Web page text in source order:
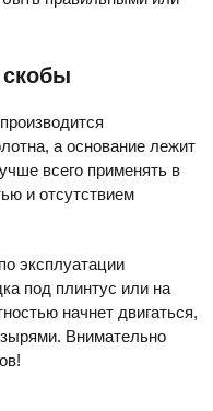
скобы
а основание лежит
всего применять в
и отсутствием
эксплуатации
под плинтус или на
начнет двигаться,
Внимательно